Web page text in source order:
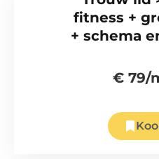
fitness +
+ schema
€ 79/